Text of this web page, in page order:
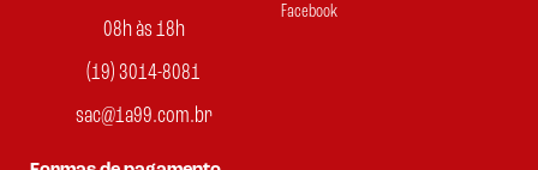
08h às 18h
(19) 3014-8081
sac@1a99.com.br
Facebook